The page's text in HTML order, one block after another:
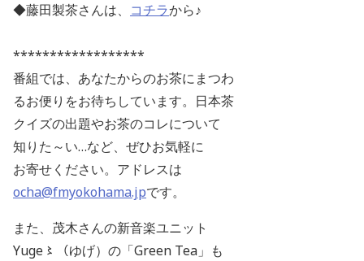
◆藤田製茶さんは、 コチラから♪
******************
番組では、あなたからのお茶にまつわ
るお便りをお待ちしています。日本茶
クイズの出題やお茶のコレについて
知りた～い…など、ぜひお気軽に
お寄せください。アドレスは
ocha@fmyokohama.jpです。
また、茂木さんの新音楽ユニット
Yuge〻（ゆげ）の「Green Tea」も